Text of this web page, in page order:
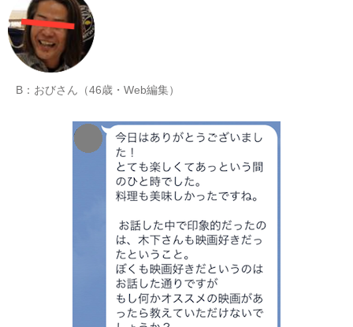
B：おびさん（46歳・Web編集）